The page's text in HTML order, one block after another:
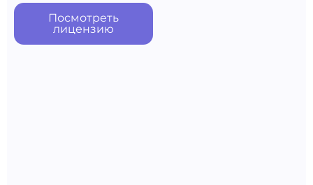
Посмотреть
лицензию